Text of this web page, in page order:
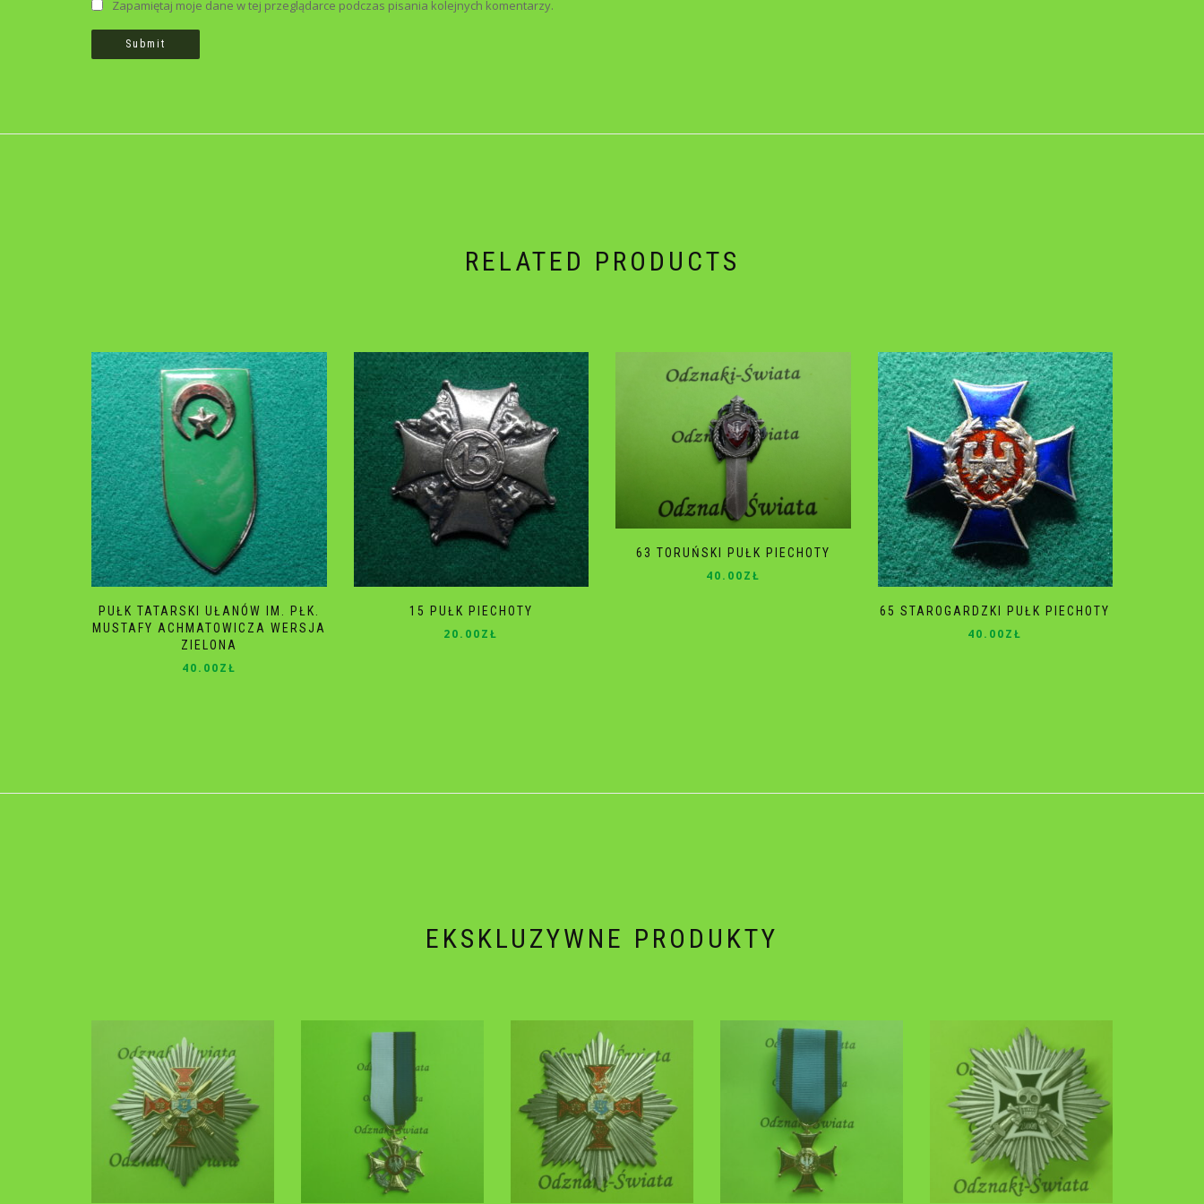
Zapamiętaj moje dane w tej przeglądarce podczas pisania kolejnych komentarzy.
RELATED PRODUCTS
PUŁK TATARSKI UŁANÓW IM. PŁK.
MUSTAFY ACHMATOWICZA WERSJA
ZIELONA
40.00ZŁ
15 PUŁK PIECHOTY
20.00ZŁ
63 TORUŃSKI PUŁK PIECHOTY
40.00ZŁ
65 STAROGARDZKI PUŁK PIECHOTY
40.00ZŁ
EKSKLUZYWNE PRODUKTY